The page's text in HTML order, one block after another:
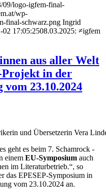
09/logo-igfem-final-
wp-
final-schwarz.png Ingrid
02 17:05:2508.03.2025: ≠igfem
aus aller Welt
Projekt in der
vom 23.10.2024
und Übersetzerin Vera
geht es beim 7. Schamrock -
einem EU-Symposium auch
im Literaturbetrieb.“, so
das EPESEP-Symposium in
vom 23.10.2024 an.